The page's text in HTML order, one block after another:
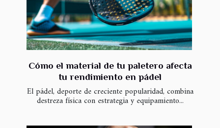
Cómo el material de tu paletero afecta
tu rendimiento en pádel
El pádel, deporte de creciente popularidad, combina
destreza física con estrategia y equipamiento...